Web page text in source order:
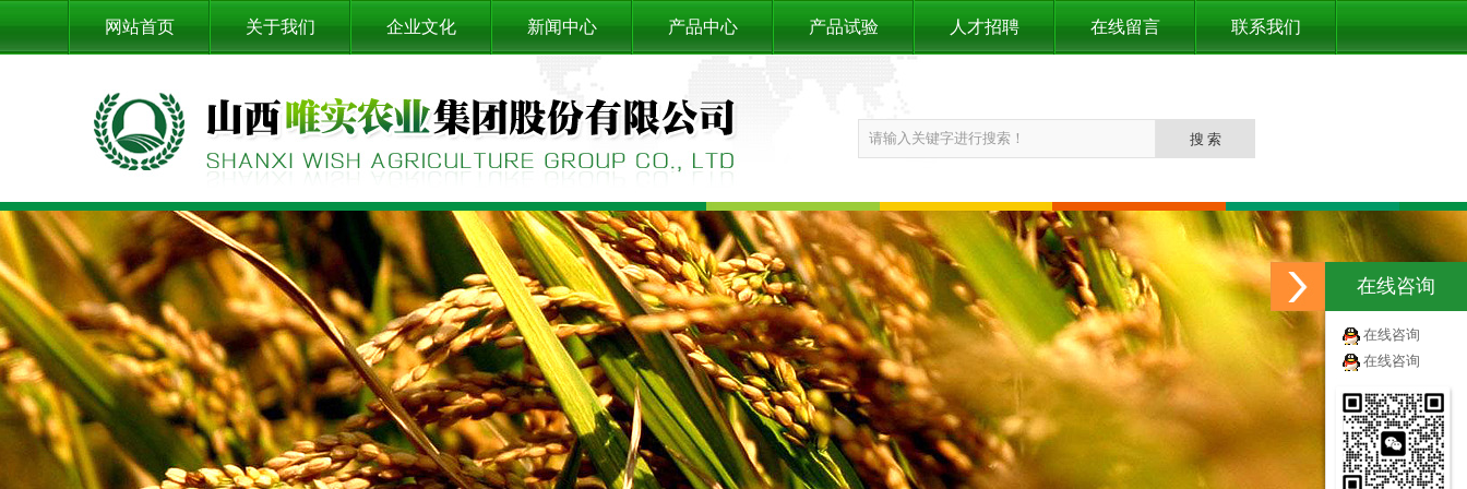
网站首页 关于我们 企业文化 新闻中心 产品中心 产品试验 人才招聘 在线留言 联系我们
在线咨询
在线咨询
在线咨询